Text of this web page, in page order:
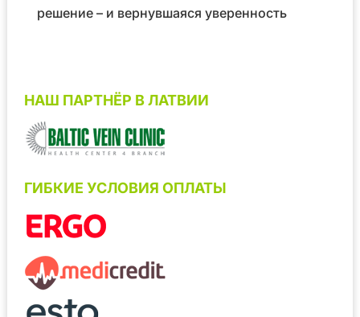
решение – и вернувшаяся уверенность
НАШ ПАРТНЁР В ЛАТВИИ
ГИБКИЕ УСЛОВИЯ ОПЛАТЫ